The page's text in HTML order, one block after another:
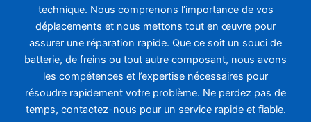
technique. Nous comprenons l’importance de vos
déplacements et nous mettons tout en œuvre pour
assurer une réparation rapide. Que ce soit un souci de
batterie, de freins ou tout autre composant, nous avons
les compétences et l’expertise nécessaires pour
résoudre rapidement votre problème. Ne perdez pas de
temps, contactez-nous pour un service rapide et fiable.